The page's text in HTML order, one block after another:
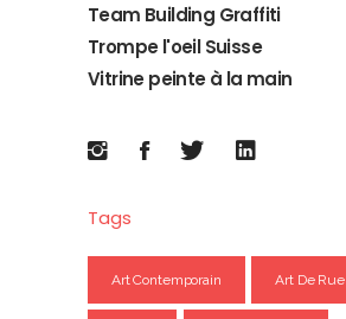
Team Building Graffiti
Trompe l'oeil Suisse
Vitrine peinte à la main
Tags
Art Contemporain Art De Rue